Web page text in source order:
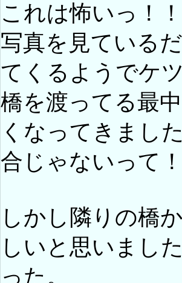
これは怖いっ！
写真を見ている
てくるようでケ
橋を渡ってる最
くなってきまし
合じゃないって
しかし隣りの橋
しいと思いまし
った。